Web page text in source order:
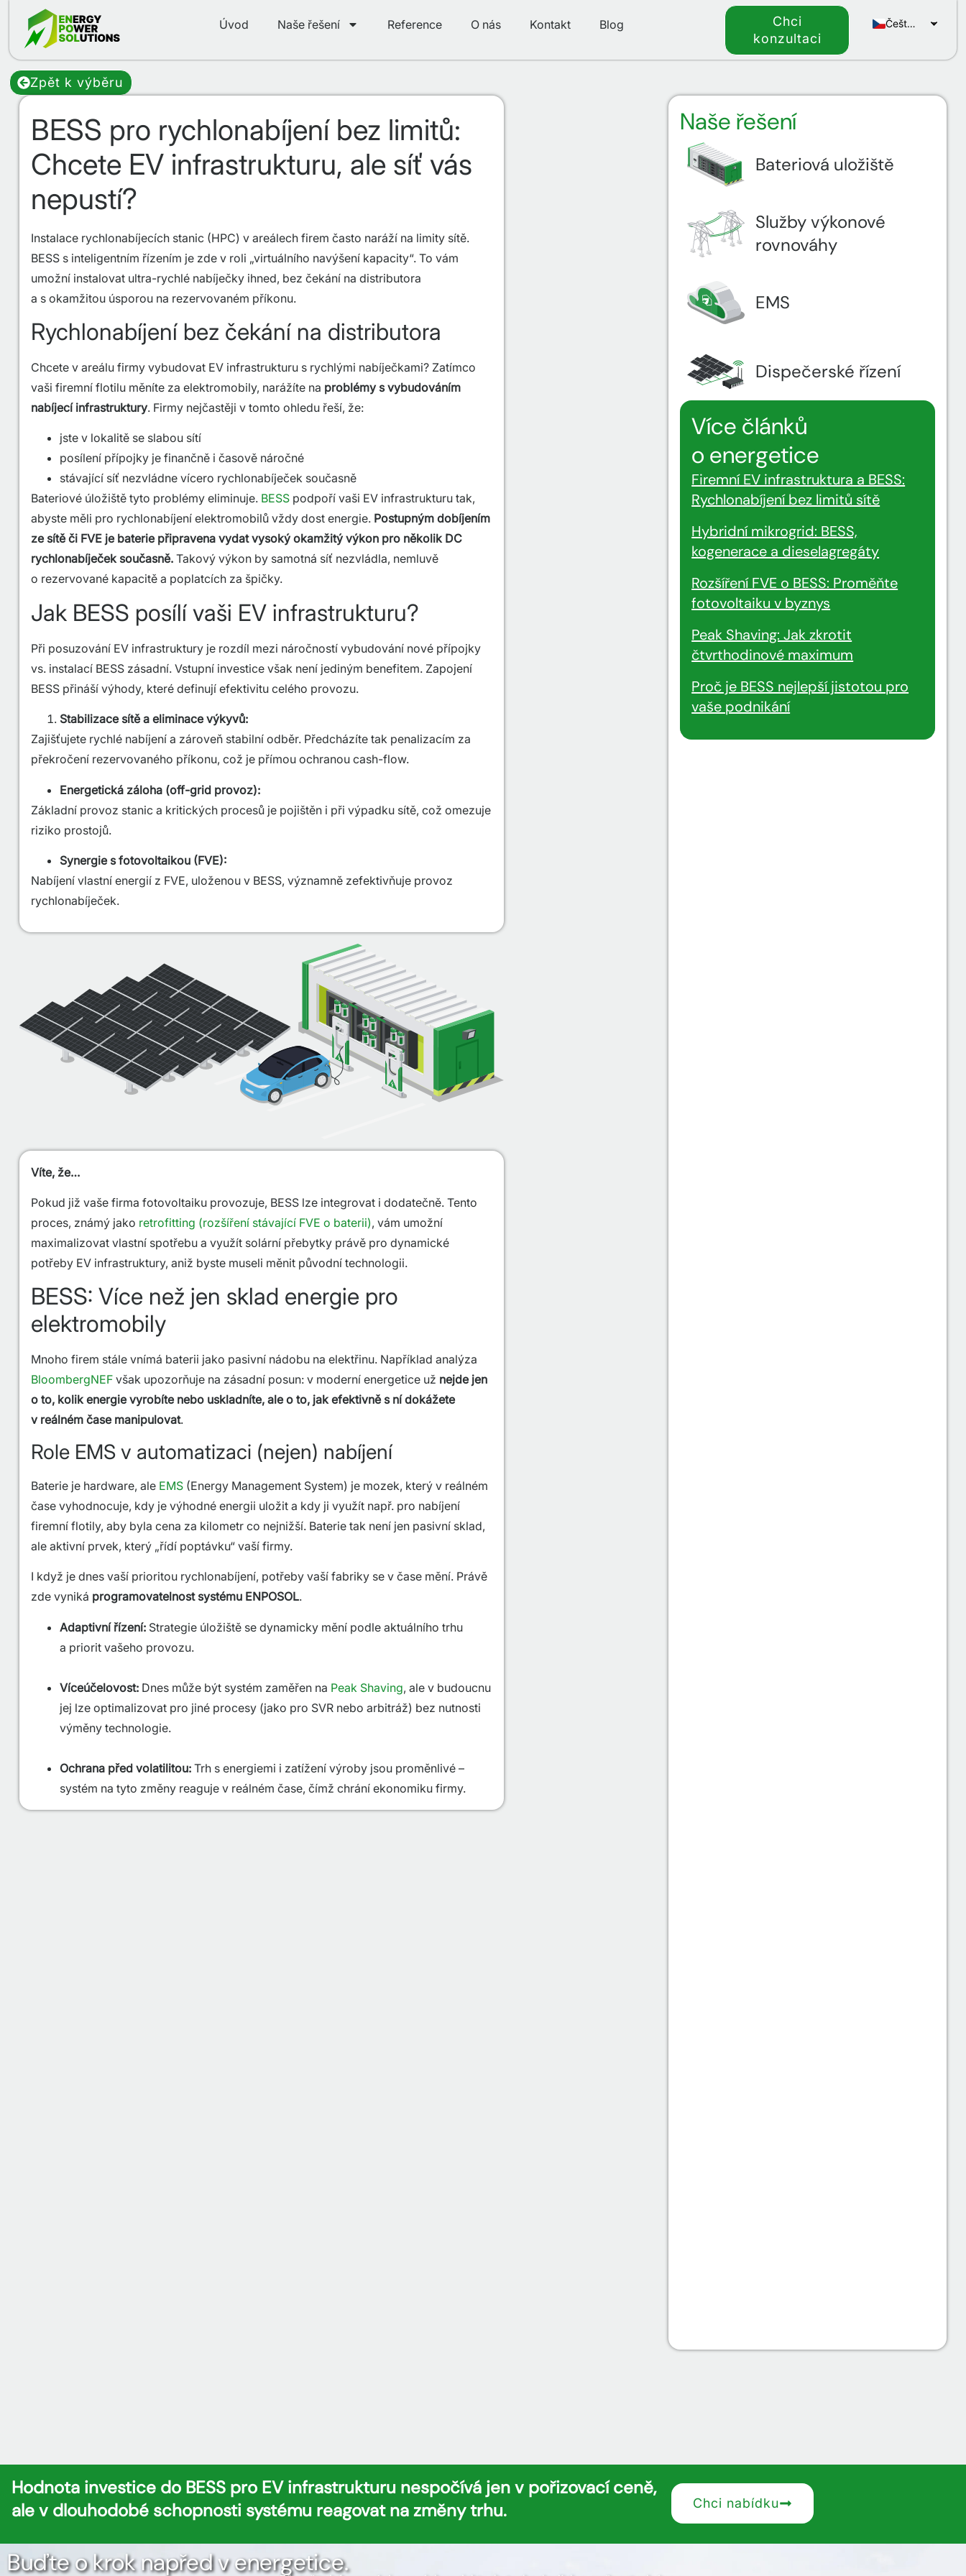
Úvod Naše řešení Reference O nás Kontakt Blog
Chci
konzultaci
Čeština
Zpět k výběru
BESS pro rychlonabíjení bez limitů:
Chcete EV infrastrukturu, ale síť vás
nepustí?
Instalace rychlonabíjecích stanic (HPC) v areálech firem často naráží na limity sítě.
BESS s inteligentním řízením je zde v roli „virtuálního navýšení kapacity“. To vám
umožní instalovat ultra-rychlé nabíječky ihned, bez čekání na distributora
a s okamžitou úsporou na rezervovaném příkonu.
Rychlonabíjení bez čekání na distributora
Chcete v areálu firmy vybudovat EV infrastrukturu s rychlými nabíječkami? Zatímco
vaši firemní flotilu měníte za elektromobily, narážíte na problémy s vybudováním
nabíjecí infrastruktury. Firmy nejčastěji v tomto ohledu řeší, že:
jste v lokalitě se slabou sítí
posílení přípojky je finančně i časově náročné
stávající síť nezvládne vícero rychlonabíječek současně
Bateriové úložiště tyto problémy eliminuje. BESSpodpoří vaši EV infrastrukturu tak,
abyste měli pro rychlonabíjení elektromobilů vždy dost energie. Postupným dobíjením
ze sítě či FVE je baterie připravena vydat vysoký okamžitý výkon pro několik DC
rychlonabíječek současně.Takový výkon by samotná síť nezvládla, nemluvě
o rezervované kapacitě a poplatcích za špičky.
Jak BESS posílí vaši EV infrastrukturu?
Při posuzování EV infrastruktury je rozdíl mezi náročností vybudování nové přípojky
vs. instalací BESS zásadní. Vstupní investice však není jediným benefitem. Zapojení
BESS přináší výhody, které definují efektivitu celého provozu.
Stabilizace sítě a eliminace výkyvů:
Zajišťujete rychlé nabíjení a zároveň stabilní odběr. Předcházíte tak penalizacím za
překročení rezervovaného příkonu, což je přímou ochranou cash-flow.
Energetická záloha (off-grid provoz):
Základní provoz stanic a kritických procesů je pojištěn i při výpadku sítě, což omezuje
riziko prostojů.
Synergie s fotovoltaikou (FVE):
Nabíjení vlastní energií z FVE, uloženou v BESS, významně zefektivňuje provoz
rychlonabíječek.
Víte, že…
Pokud již vaše firma fotovoltaiku provozuje, BESS lze integrovat i dodatečně. Tento
proces, známý jako retrofitting (rozšíření stávající FVE o baterii), vám umožní
maximalizovat vlastní spotřebu a využít solární přebytky právě pro dynamické
potřeby EV infrastruktury, aniž byste museli měnit původní technologii.
BESS: Více než jen sklad energie pro
elektromobily
Mnoho firem stále vnímá baterii jako pasivní nádobu na elektřinu. Například analýza
BloombergNEFvšak upozorňuje na zásadní posun: v moderní energetice už nejde jen
o to, kolik energie vyrobíte nebo uskladníte, ale o to, jak efektivně s ní dokážete
v reálném čase manipulovat.
Role EMS v automatizaci (nejen) nabíjení
Baterie je hardware, ale EMS(Energy Management System) je mozek, který v reálném
čase vyhodnocuje, kdy je výhodné energii uložit a kdy ji využít např. pro nabíjení
firemní flotily, aby byla cena za kilometr co nejnižší. Baterie tak není jen pasivní sklad,
ale aktivní prvek, který „řídí poptávku“ vaší firmy.
I když je dnes vaší prioritou rychlonabíjení, potřeby vaší fabriky se v čase mění. Právě
zde vyniká programovatelnost systému ENPOSOL.
Adaptivní řízení:Strategie úložiště se dynamicky mění podle aktuálního trhu
a priorit vašeho provozu.
Víceúčelovost:Dnes může být systém zaměřen na Peak Shaving, ale v budoucnu
jej lze optimalizovat pro jiné procesy (jako pro SVR nebo arbitráž) bez nutnosti
výměny technologie.
Ochrana před volatilitou:Trh s energiemi i zatížení výroby jsou proměnlivé –
systém na tyto změny reaguje v reálném čase, čímž chrání ekonomiku firmy.
Naše řešení
Bateriová uložiště
Služby výkonové
rovnováhy
EMS
Dispečerské řízení
Více článků
o energetice
Firemní EV infrastruktura a BESS:
Rychlonabíjení bez limitů sítě
Hybridní mikrogrid: BESS,
kogenerace a dieselagregáty
Rozšíření FVE o BESS: Proměňte
fotovoltaiku v byznys
Peak Shaving: Jak zkrotit
čtvrthodinové maximum
Proč je BESS nejlepší jistotou pro
vaše podnikání
Hodnota investice do BESS pro EV infrastrukturu nespočívá jen v pořizovací ceně,
ale v dlouhodobé schopnosti systému reagovat na změny trhu.
Chci nabídku
Buďte o krok napřed v energetice.